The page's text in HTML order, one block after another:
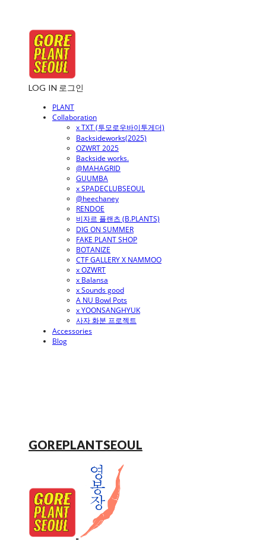
LOG IN 로그인
PLANT
Collaboration
x TXT (투모로우바이투게더)
Backsideworks(2025)
OZWRT 2025
Backside works.
@MAHAGRID
GUUMBA
x SPADECLUBSEOUL
@heechaney
RENDOE
비자르 플랜츠 (B.PLANTS)
DIG ON SUMMER
FAKE PLANT SHOP
BOTANIZE
CTF GALLERY X NAMMOO
x OZWRT
x Balansa
x Sounds good
A NU Bowl Pots
x YOONSANGHYUK
사자 화분 프로젝트
Accessories
Blog
GOREPLANTSEOUL